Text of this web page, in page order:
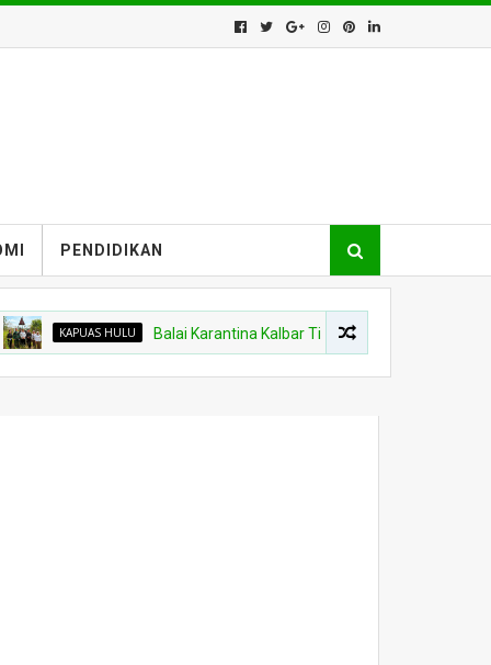
PENDIDIKAN
HULU Balai Karantina Kalbar Tinjau Jalur Tidak Resmi di Wilayah